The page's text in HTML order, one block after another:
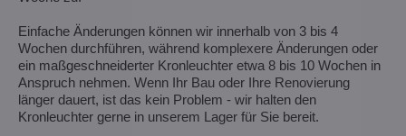
Einfache Änderungen können wir innerhalb von 3 bis 4
Wochen durchführen, während komplexere Änderungen oder
ein maßgeschneiderter Kronleuchter etwa 8 bis 10 Wochen in
Anspruch nehmen. Wenn Ihr Bau oder Ihre Renovierung
länger dauert, ist das kein Problem - wir halten den
Kronleuchter gerne in unserem Lager für Sie bereit.